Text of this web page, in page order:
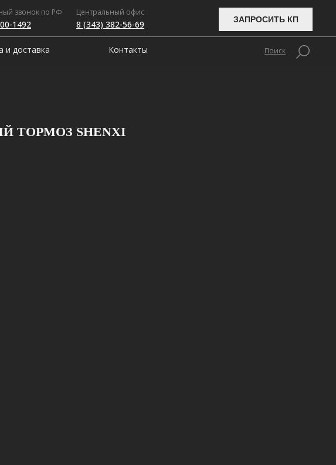
1492
Центральный офис
Поиск
звонок по РФ
ЗАПРОСИТЬ КП
8 (343) 382-56-69
и доставка Контакты
ТОРМОЗ SHENXI